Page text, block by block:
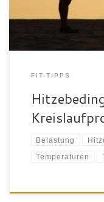
führt bei vielen auch
FIT-TIPPS
Belastung
Temperaturen